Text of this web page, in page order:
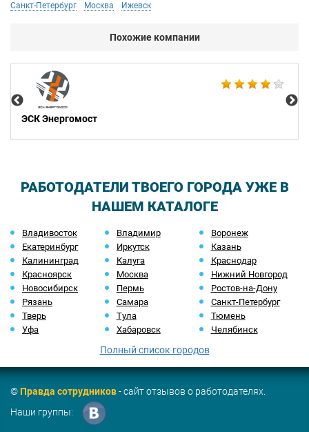
Санкт-Петербург Москва Ижевск
Похожие компании
ЭСК Энергомост
РАБОТОДАТЕЛИ ТВОЕГО ГОРОДА УЖЕ В
НАШЕМ КАТАЛОГЕ
Владивосток Владимир
Воронеж
Екатеринбург
Иркутск
Казань
Калининград
Калуга
Краснодар
Красноярск
Москва
Нижний Новгород
Новосибирск
Пермь
Ростов-на-Дону
Рязань
Самара
Санкт-Петербург
Тверь
Тула
Тюмень
Уфа
Хабаровск Челябинск
Полный список городов
©Правда сотрудников- сайт отзывов о работодателях.
Наши группы: